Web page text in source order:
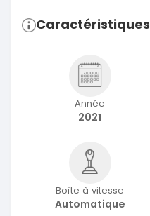
Caractéristiques
Année
2021
Boîte à vitesse
Automatique